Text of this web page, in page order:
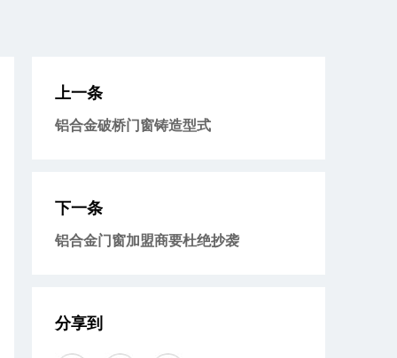
上一条
铝合金破桥门窗铸造型式
下一条
铝合金门窗加盟商要杜绝抄袭
分享到